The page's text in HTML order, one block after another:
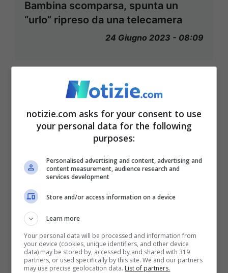
Bambina scomparsa, spunta un
“urlo” ripreso da una telecamera
24 Giugno 2023 - 08:09
Incidente Roma, si aggrava
posizione youtuber: spunta un
particolare
notizie.com asks for your consent to use
your personal data for the following
purposes:
Personalised advertising and content, advertising and
content measurement, audience research and
services development
Store and/or access information on a device
Learn more
Your personal data will be processed and information from
your device (cookies, unique identifiers, and other device
data) may be stored by, accessed by and shared with 319
partners, or used specifically by this site. We and our partners
may use precise geolocation data. List of partners.